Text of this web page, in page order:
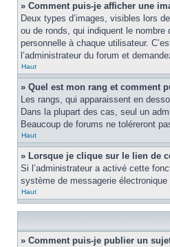
» Comment puis-je afficher une
Deux types d’images, visibles lors
ou de ronds, qui indiquent le
personnelle à chaque utilisateur.
l’administrateur du forum et
Haut
» Quel est mon rang et comment
Les rangs, qui apparaissent en
Dans la plupart des cas, seul un
Beaucoup de forums ne toléreront
Haut
» Lorsque je clique sur le lien de
Si l’administrateur a activé cette
système de messagerie
Haut
» Comment puis-je publier un